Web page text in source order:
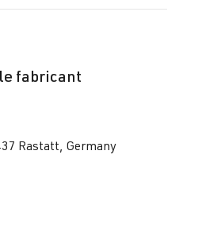
fabricant
Rastatt, Germany